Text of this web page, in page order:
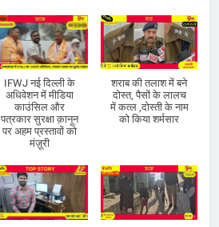
IFWJ नई दिल्ली के
अधिवेशन में मीडिया
काउंसिल और
पत्रकार सुरक्षा क़ानून
पर अहम प्रस्तावों को
मंज़ूरी
शराब की तलाश में बने
दोस्त, पैसों के लालच
में कत्ल ,दोस्ती के नाम
को किया शर्मसार